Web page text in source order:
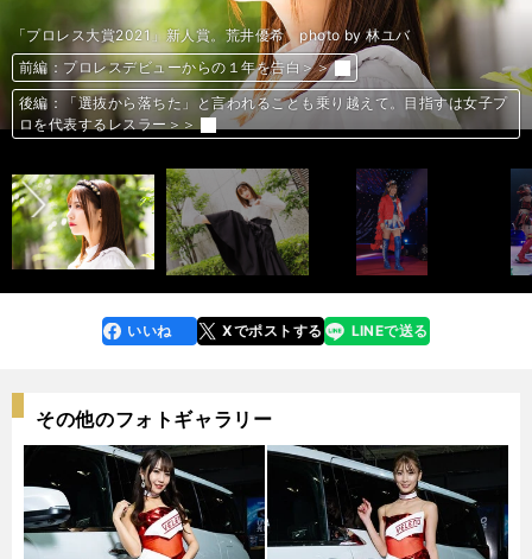
「プロレス大賞2021」新人賞。荒井優希 photo by 林ユバ
前編：プロレスデビューからの１年を告白＞＞
後編：「選抜から落ちた」と言われることも乗り越えて。目指すは女子プ
ロを代表するレスラー＞＞
「プロレス大賞2021」新人賞。荒井優希 photo by 林ユバ
３.１９両国国技館大会（vs伊藤麻希）photo by 東京女子プロレス
前編：プロレスデビューからの１年を告白＞＞
後編：「選抜から落ちた」と言われることも乗り越えて。目指すは女子プ
ロを代表するレスラー＞＞
３.１９両国国技館大会（vs伊藤麻希）photo by 東京女子プロレス
３.１９両国国技館大会（vs伊藤麻希）photo by 東京女子プロレス
３.１９両国国技館大会（vs伊藤麻希）photo by 東京女子プロレス
３.１９両国国技館大会（vs伊藤麻希）photo by 東京女子プロレス
前編：プロレスデビューからの１年を告白＞＞
後編：「選抜から落ちた」と言われることも乗り越えて。目指すは女子プ
ロを代表するレスラー＞＞
「プロレス大賞2021」新人賞。荒井優希 photo by 林ユバ
「プロレス大賞2021」新人賞。荒井優希 photo by 林ユバ
「プロレス大賞2021」新人賞。荒井優希 photo by 林ユバ
前編：プロレスデビューからの１年を告白＞＞
後編：「選抜から落ちた」と言われることも乗り越えて。目指すは女子プ
ロを代表するレスラー＞＞
前へ
faceboo
k
いいね Xでポストする
line LINEで送る
その他のフォトギャラリー